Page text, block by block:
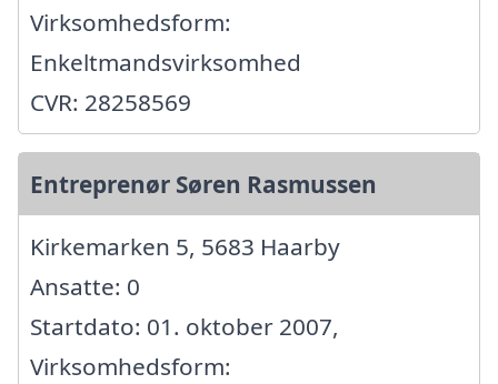
Virksomhedsform:
Enkeltmandsvirksomhed
CVR: 28258569
Entreprenør Søren Rasmussen
Kirkemarken 5, 5683 Haarby
Ansatte: 0
Startdato: 01. oktober 2007,
Virksomhedsform: